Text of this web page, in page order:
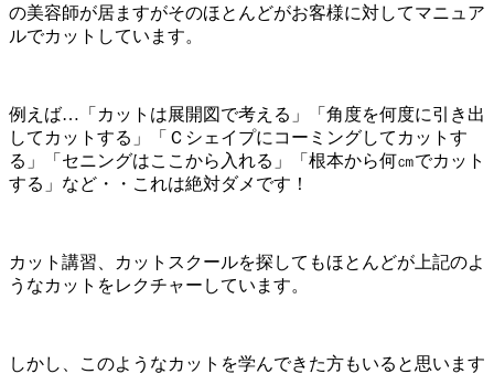
の美容師が居ますがそのほとんどがお客様に対してマニュア
ルでカットしています。
例えば…「カットは展開図で考える」「角度を何度に引き出
してカットする」「Ｃシェイプにコーミングしてカットす
る」「セニングはここから入れる」「根本から何㎝でカット
する」など・・これは絶対ダメです！
カット講習、カットスクールを探してもほとんどが上記のよ
うなカットをレクチャーしています。
しかし、このようなカットを学んできた方もいると思います